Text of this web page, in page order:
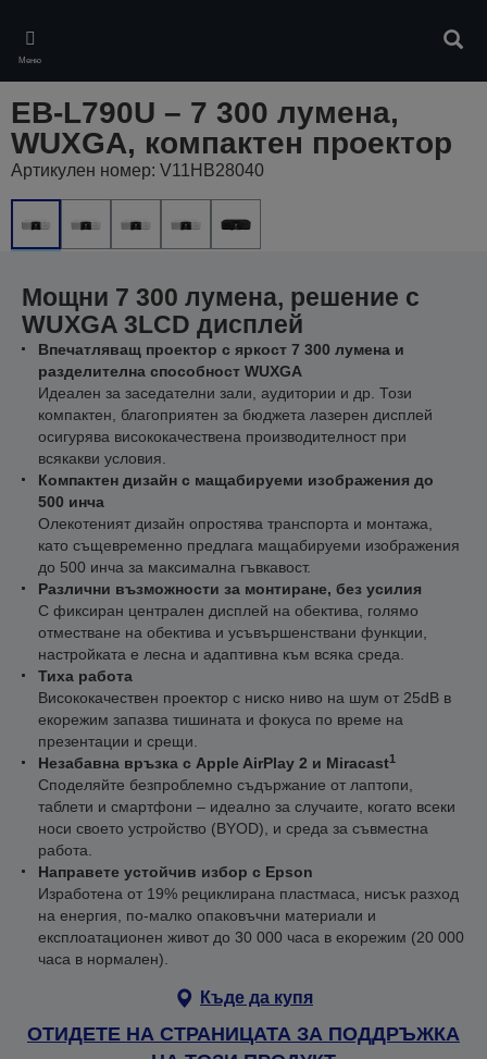
main
content
Меню
EB-L790U – 7 300 лумена,
WUXGA, компактен проектор
Артикулен номер: V11HB28040
Мощни 7 300 лумена, решение с
WUXGA 3LCD дисплей
Впечатляващ проектор с яркост 7 300 лумена и
разделителна способност WUXGA
Идеален за заседателни зали, аудитории и др. Този
компактен, благоприятен за бюджета лазерен дисплей
осигурява висококачествена производителност при
всякакви условия.
Компактен дизайн с мащабируеми изображения до
500 инча
Олекотеният дизайн опростява транспорта и монтажа,
като същевременно предлага мащабируеми изображения
до 500 инча за максимална гъвкавост.
Различни възможности за монтиране, без усилия
С фиксиран централен дисплей на обектива, голямо
отместване на обектива и усъвършенствани функции,
настройката е лесна и адаптивна към всяка среда.
Тиха работа
Висококачествен проектор с ниско ниво на шум от 25dB в
екорежим запазва тишината и фокуса по време на
презентации и срещи.
Незабавна връзка с Apple AirPlay 2 и Miracast1
Споделяйте безпроблемно съдържание от лаптопи,
таблети и смартфони – идеално за случаите, когато всеки
носи своето устройство (BYOD), и среда за съвместна
работа.
Направете устойчив избор с Epson
Изработена от 19% рециклирана пластмаса, нисък разход
на енергия, по-малко опаковъчни материали и
експлоатационен живот до 30 000 часа в екорежим (20 000
часа в нормален).
Къде да купя
ОТИДЕТЕ НА СТРАНИЦАТА ЗА ПОДДРЪЖКА